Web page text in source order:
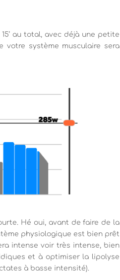
au total, avec déjà une petite
votre système musculaire sera
Hé oui, avant de faire de la
physiologique est bien prêt
intense voir très intense, bien
et à optimiser la lipolyse
à basse intensité).